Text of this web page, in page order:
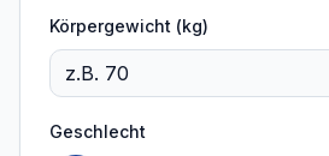
Körpergewicht (kg)
Geschlecht